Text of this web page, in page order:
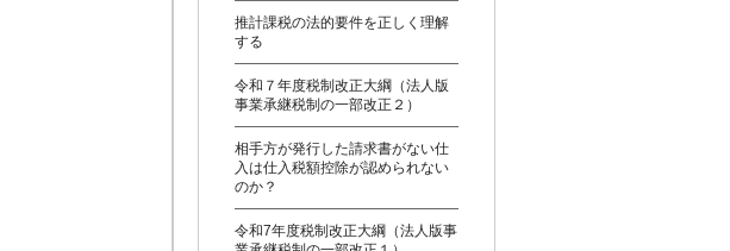
推計課税の法的要件を正しく理解
する
令和７年度税制改正大綱（法人版
事業承継税制の一部改正２）
相手方が発行した請求書がない仕
入は仕入税額控除が認められない
のか？
令和7年度税制改正大綱（法人版事